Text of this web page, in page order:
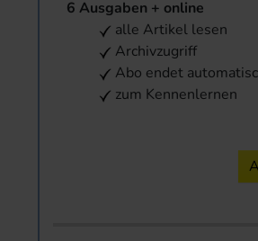
6 Ausgaben + online
alle Artikel lesen
Archivzugriff
Abo endet
zum Kennenlernen